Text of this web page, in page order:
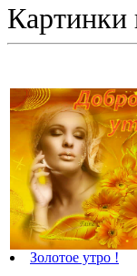
Картинки
Золотое утро !